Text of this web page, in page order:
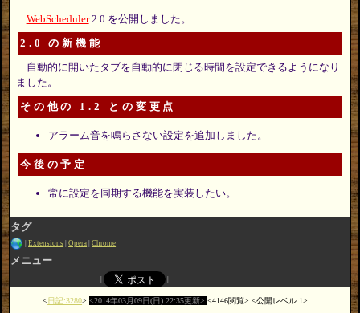
WebScheduler2.0 を公開しました。
2.0 の新機能
自動的に開いたタブを自動的に閉じる時間を設定できるようになり
ました。
その他の 1.2 との変更点
アラーム音を鳴らさない設定を追加しました。
今後の予定
常に設定を同期する機能を実装したい。
タグ
Extensions Opera Chrome
メニュー
日記:3280 2014年03月09日(日) 22:35更新 4146閲覧 公開レベル 1